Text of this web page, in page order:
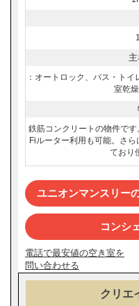
：オートロック、バス・ト
室乾
鉄筋コンクリートの物件で
Fiルーター利用も可能。さ
ており
ユニオンマンスリー
コンシ
電話で最安値の空き室を
問い合わせる
クリエ